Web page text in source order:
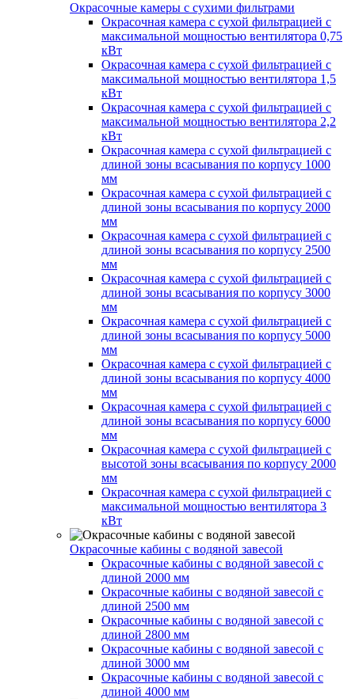
Окрасочные камеры с сухими фильтрами
Окрасочная камера с сухой фильтрацией с
максимальной мощностью вентилятора 0,75
кВт
Окрасочная камера с сухой фильтрацией с
максимальной мощностью вентилятора 1,5
кВт
Окрасочная камера с сухой фильтрацией с
максимальной мощностью вентилятора 2,2
кВт
Окрасочная камера с сухой фильтрацией с
длиной зоны всасывания по корпусу 1000
мм
Окрасочная камера с сухой фильтрацией с
длиной зоны всасывания по корпусу 2000
мм
Окрасочная камера с сухой фильтрацией с
длиной зоны всасывания по корпусу 2500
мм
Окрасочная камера с сухой фильтрацией с
длиной зоны всасывания по корпусу 3000
мм
Окрасочная камера с сухой фильтрацией с
длиной зоны всасывания по корпусу 5000
мм
Окрасочная камера с сухой фильтрацией с
длиной зоны всасывания по корпусу 4000
мм
Окрасочная камера с сухой фильтрацией с
длиной зоны всасывания по корпусу 6000
мм
Окрасочная камера с сухой фильтрацией с
высотой зоны всасывания по корпусу 2000
мм
Окрасочная камера с сухой фильтрацией с
максимальной мощностью вентилятора 3
кВт
Окрасочные кабины с водяной завесой
Окрасочные кабины с водяной завесой с
длиной 2000 мм
Окрасочные кабины с водяной завесой с
длиной 2500 мм
Окрасочные кабины с водяной завесой с
длиной 2800 мм
Окрасочные кабины с водяной завесой с
длиной 3000 мм
Окрасочные кабины с водяной завесой с
длиной 4000 мм